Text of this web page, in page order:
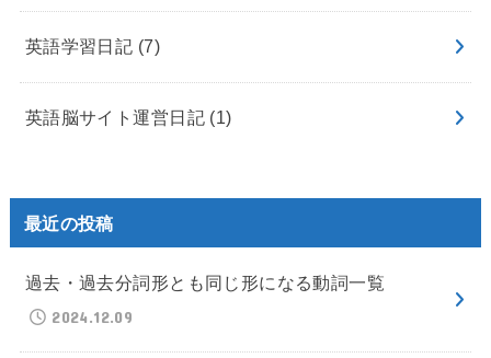
英語学習日記 (7)
英語脳サイト運営日記 (1)
最近の投稿
過去・過去分詞形とも同じ形になる動詞一覧
2024.12.09